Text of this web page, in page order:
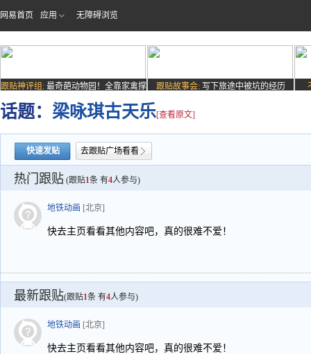
网易首页 应用 无障碍浏览
跟贴神评组: 最奇葩动物园！全靠家禽撑
场子
跟贴故事会: 写下旅途中被坑的经历
话题： 梁咏琪古天乐[查看原文]
快速发贴 去跟贴广场看看
热门跟贴 (跟贴1条 有4人参与)
地铁动画 [北京]
快去主页看看其他内容吧，真的很难不爱！
最新跟贴(跟贴1条 有4人参与)
地铁动画 [北京]
快去主页看看其他内容吧，真的很难不爱！